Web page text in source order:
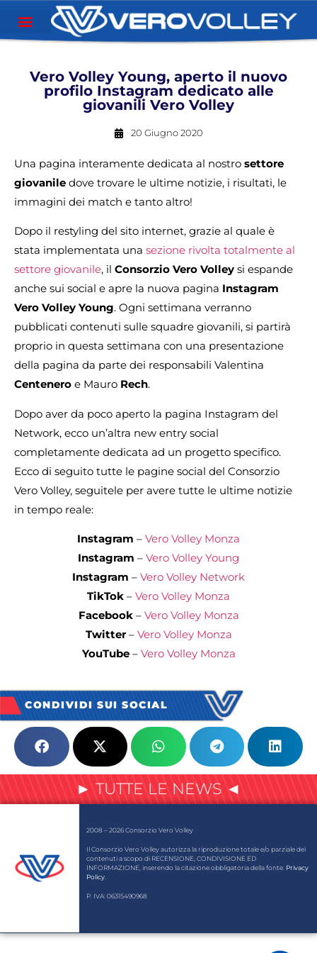
Vero Volley Young, aperto il nuovo
profilo Instagram dedicato alle
giovanili Vero Volley
20 Giugno 2020
Una pagina interamente dedicata al nostro settore
giovanile dove trovare le ultime notizie, i risultati, le
immagini dei match e tanto altro!
Dopo il restyling del sito internet, grazie al quale è
stata implementata una sezione rivolta totalmente al
settore giovanile, il Consorzio Vero Volley si espande
anche sui social e apre la nuova pagina Instagram
Vero Volley Young. Ogni settimana verranno
pubblicati contenuti sulle squadre giovanili, si partirà
proprio in questa settimana con una presentazione
della pagina da parte dei responsabili Valentina
Centenero e Mauro Rech.
Dopo aver da poco aperto la pagina Instagram del
Network, ecco un’altra new entry social
completamente dedicata ad un progetto specifico.
Ecco di seguito tutte le pagine social del Consorzio
Vero Volley, seguitele per avere tutte le ultime notizie
in tempo reale:
Instagram – Vero Volley Monza
Instagram – Vero Volley Young
Instagram – Vero Volley Network
TikTok – Vero Volley Monza
Facebook– Vero Volley Monza
Twitter– Vero Volley Monza
YouTube– Vero Volley Monza
CONDIVIDI SUI SOCIAL
► TUTTE LE NEWS ◄
2008 – 2026 Consorzio Vero Volley
Il Consorzio Vero Volley autorizza la riproduzione totale e/o parziale dei
contenuti a scopo di RECENSIONE, CONDIVISIONE ED
INFORMAZIONE, inserendo la citazione obbligatoria della fonte. Privacy
Policy
P. IVA: 06315490968